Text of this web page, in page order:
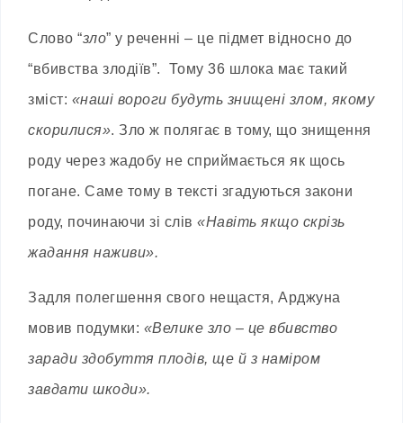
Слово “зло” у реченні – це підмет відносно до
“вбивства злодіїв”. Тому 36 шлока має такий
зміст: «наші вороги будуть знищені злом, якому
скорилися». Зло ж полягає в тому, що знищення
роду через жадобу не сприймається як щось
погане. Саме тому в тексті згадуються закони
роду, починаючи зі слів «Навіть якщо скрізь
жадання наживи».
Задля полегшення свого нещастя, Арджуна
мовив подумки: «Велике зло – це вбивство
заради здобуття плодів, ще й з наміром
завдати шкоди».